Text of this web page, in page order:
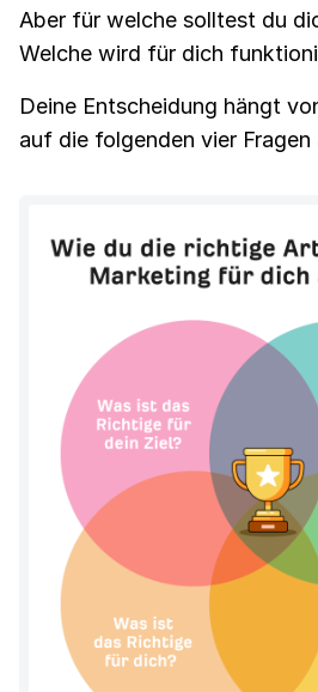
Aber für welche solltest du
Welche wird für dich
Deine Entscheidung hängt
auf die folgenden vier Fragen